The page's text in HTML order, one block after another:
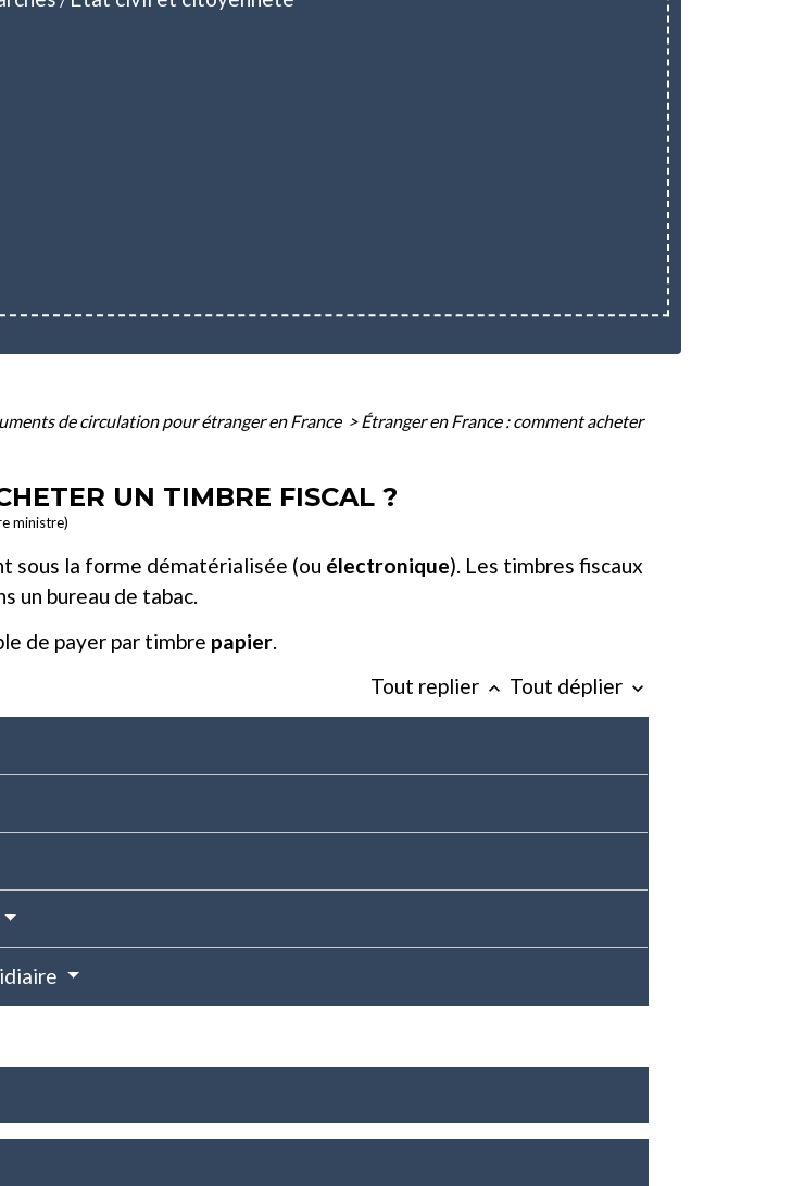
de circulation pour étranger en France > Étranger en France : comment acheter
UN TIMBRE FISCAL ?
ministre)
sous la forme dématérialisée (ou électronique). Les timbres fiscaux
un bureau de tabac.
de payer par timbre papier.
Tout replier keyboard_arrow_up Tout déplier keyboard_arrow_down